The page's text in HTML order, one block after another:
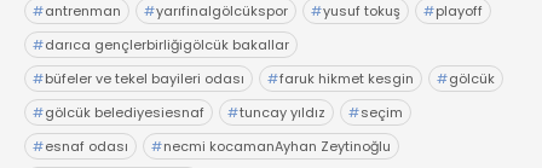
#antrenman #yarıfinalgölcükspor #yusuf tokuş #playoff
#darıca gençlerbirliğigölcük bakallar
#büfeler ve tekel bayileri odası #faruk hikmet kesgin #gölcük
#gölcük belediyesiesnaf #tuncay yıldız #seçim
#esnaf odası #necmi kocamanAyhan Zeytinoğlu